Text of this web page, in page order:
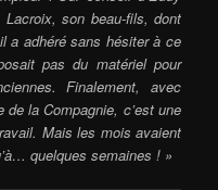
son beau-fils, dont
adhéré sans hésiter à ce
pas du matériel pour
Finalement, avec
de la Compagnie, c’est une
Mais les mois avaient
quelques semaines ! »